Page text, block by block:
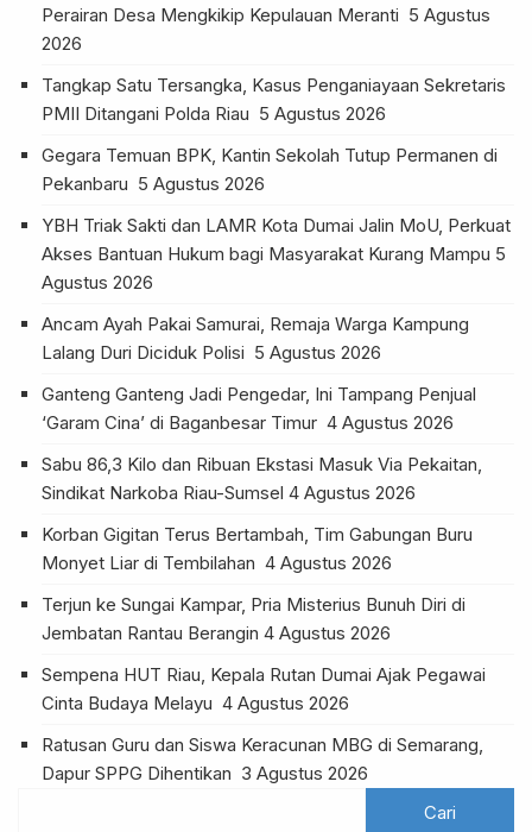
Perairan Desa Mengkikip Kepulauan Meranti 5 Agustus
2026
Tangkap Satu Tersangka, Kasus Penganiayaan Sekretaris
PMII Ditangani Polda Riau 5 Agustus 2026
Gegara Temuan BPK, Kantin Sekolah Tutup Permanen di
Pekanbaru 5 Agustus 2026
YBH Triak Sakti dan LAMR Kota Dumai Jalin MoU, Perkuat
Akses Bantuan Hukum bagi Masyarakat Kurang Mampu 5
Agustus 2026
Ancam Ayah Pakai Samurai, Remaja Warga Kampung
Lalang Duri Diciduk Polisi 5 Agustus 2026
Ganteng Ganteng Jadi Pengedar, Ini Tampang Penjual
‘Garam Cina’ di Baganbesar Timur 4 Agustus 2026
Sabu 86,3 Kilo dan Ribuan Ekstasi Masuk Via Pekaitan,
Sindikat Narkoba Riau-Sumsel 4 Agustus 2026
Korban Gigitan Terus Bertambah, Tim Gabungan Buru
Monyet Liar di Tembilahan 4 Agustus 2026
Terjun ke Sungai Kampar, Pria Misterius Bunuh Diri di
Jembatan Rantau Berangin 4 Agustus 2026
Sempena HUT Riau, Kepala Rutan Dumai Ajak Pegawai
Cinta Budaya Melayu 4 Agustus 2026
Ratusan Guru dan Siswa Keracunan MBG di Semarang,
Dapur SPPG Dihentikan 3 Agustus 2026